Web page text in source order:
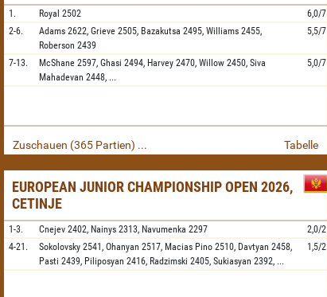
1. Royal 2502
6,0/7
2-6.
Adams 2622, Grieve 2505, Bazakutsa 2495, Williams 2455,
Roberson 2439
5,5/7
7-13. McShane 2597, Ghasi 2494, Harvey 2470, Willow 2450, Siva
Mahadevan 2448, ...
5,0/7
Zuschauen (365 Partien) ... Tabelle
EUROPEAN JUNIOR CHAMPIONSHIP OPEN 2026,
CETINJE
1-3. Cnejev 2402, Nainys 2313, Navumenka 2297
2,0/2
4-21.
Sokolovsky 2541, Ohanyan 2517, Macias Pino 2510, Davtyan 2458,
Pasti 2439, Piliposyan 2416, Radzimski 2405, Sukiasyan 2392, ...
1,5/2